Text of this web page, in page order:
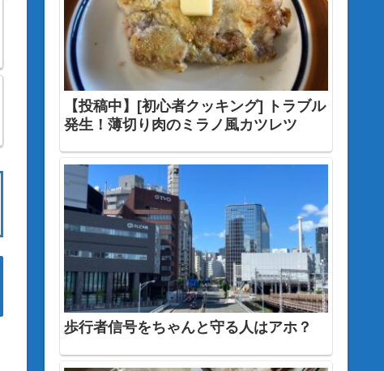
【投稿中】[初心者クッキング] トラブル
発生！薄切り肉のミラノ風カツレツ
歩行者信号をちゃんと守る人はアホ？